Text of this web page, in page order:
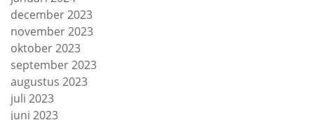
december 2023
november 2023
oktober 2023
september 2023
augustus 2023
juli 2023
juni 2023